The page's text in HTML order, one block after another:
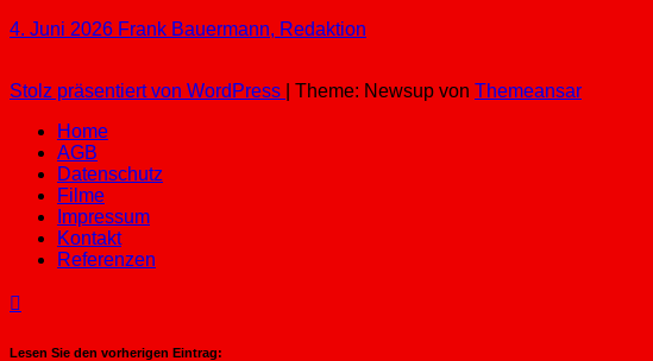
4. Juni 2026 Frank Bauermann, Redaktion
Stolz präsentiert von WordPress Theme: Newsup von Themeansar
Home
AGB
Datenschutz
Filme
Impressum
Kontakt
Referenzen
Lesen Sie den vorherigen Eintrag: